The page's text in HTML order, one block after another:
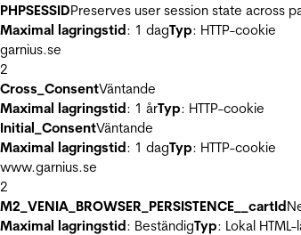
PHPSESSIDPreserves user session state across
Maximal lagringstid: 1 dagTyp: HTTP-cookie
garnius.se
2
Cross_ConsentVäntande
Maximal lagringstid: 1 årTyp: HTTP-cookie
Initial_ConsentVäntande
Maximal lagringstid: 1 dagTyp: HTTP-cookie
www.garnius.se
2
M2_VENIA_BROWSER_PERSISTENCE__cartId
Maximal lagringstid: BeständigTyp: Lokal